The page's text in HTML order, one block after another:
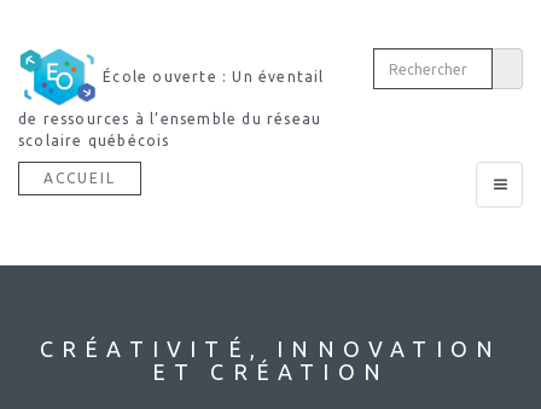
École ouverte : Un éventail
de ressources à l’ensemble du réseau
scolaire québécois
Toggle
ACCUEIL
CRÉATIVITÉ, INNOVATION
ET CRÉATION